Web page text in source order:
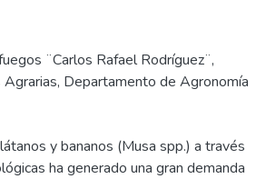
¨Carlos Rafael Rodríguez¨,
Agrarias, Departamento de Agronomía
y bananos (Musa spp.) a través
ha generado una gran demanda